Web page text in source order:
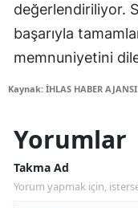
değerlendiriliyor.
başarıyla
memnuniyetini
Kaynak: İHLAS HABER AJANSI
Yorumlar
Takma Ad
Yorum yapmak için,